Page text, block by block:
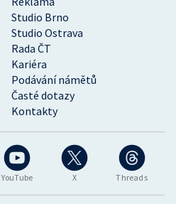
YouTube X Threads
Studio Brno
Studio Ostrava
Rada ČT
Kariéra
Podávání námětů
Časté dotazy
Kontakty